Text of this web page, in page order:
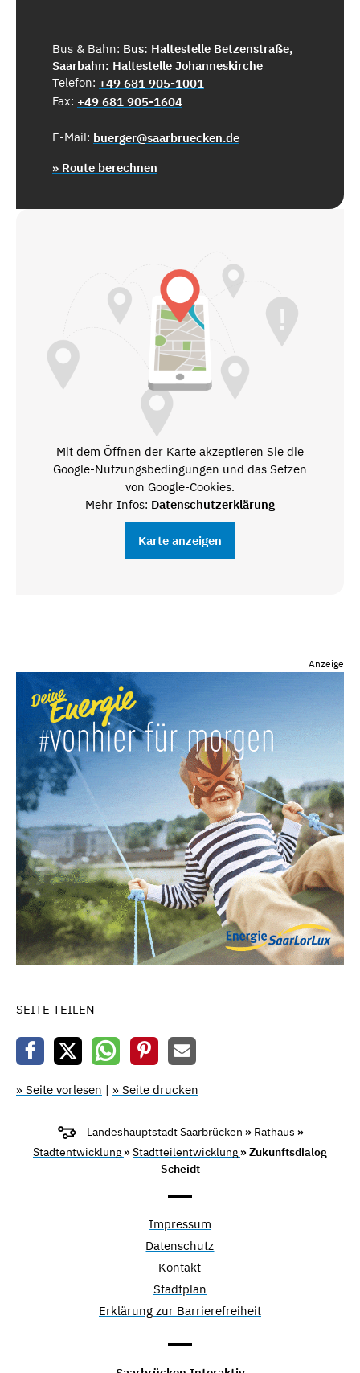
Bus & Bahn: Bus: Haltestelle Betzenstraße,
Saarbahn: Haltestelle Johanneskirche
Telefon: +49 681 905-1001
Fax: +49 681 905-1604
E-Mail: buerger@saarbruecken.de
» Route berechnen
Mit dem Öffnen der Karte akzeptieren Sie die
Google-Nutzungsbedingungen und das Setzen
von Google-Cookies.
Mehr Infos: Datenschutzerklärung
Karte anzeigen
Anzeige
SEITE TEILEN
» Seite vorlesen | » Seite drucken
Landeshauptstadt Saarbrücken » Rathaus »
Stadtentwicklung »Stadtteilentwicklung » Zukunftsdialog
Scheidt
Impressum
Datenschutz
Kontakt
Stadtplan
Erklärung zur Barrierefreiheit